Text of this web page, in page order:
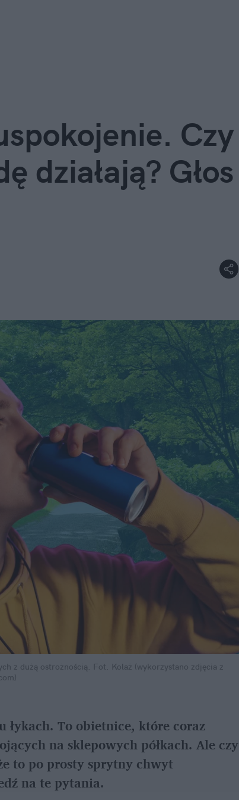
Czy
działają? Głos
z dużą ostrożnością.
Fot. Kolaż (wykorzystano zdjęcia z
łykach. To obietnice, które coraz
na sklepowych półkach. Ale czy
to po prosty sprytny chwyt
na te pytania.